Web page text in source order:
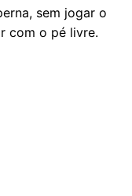
sem jogar o
com o pé livre.